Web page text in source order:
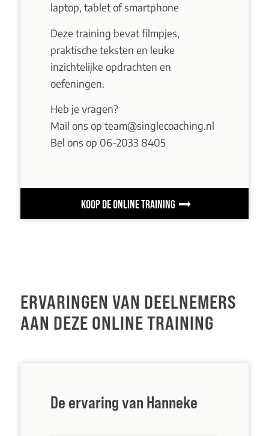
laptop, tablet of smartphone
Deze training bevat filmpjes,
praktische teksten en leuke
inzichtelijke opdrachten en
oefeningen.
Heb je vragen?
Mail ons op team@singlecoaching.nl
Bel ons op 06-2033 8405
KOOP DE ONLINE TRAINING
ERVARINGEN VAN DEELNEMERS
AAN DEZE ONLINE TRAINING
De ervaring van Hanneke